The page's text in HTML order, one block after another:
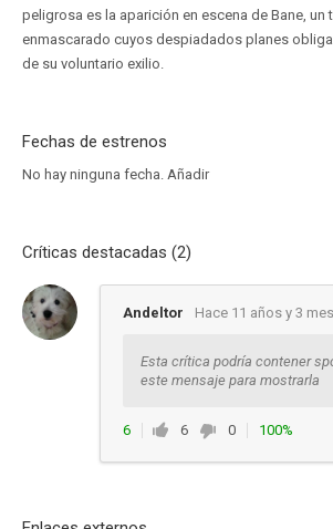
peligrosa es la aparición en escena de Bane, un
enmascarado cuyos despiadados planes
de su voluntario exilio.
Fechas de estrenos
No hay ninguna fecha. Añadir
Críticas destacadas (2)
Andeltor Hace 11 años y 3
Esta crítica podría contener
este mensaje para mostrarla
6 6 0
100%